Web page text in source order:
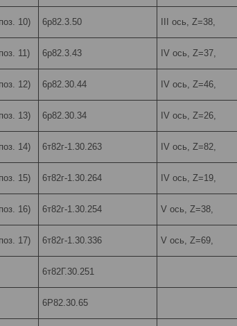
10) 6р82.3.50 III ось, Z=38,
11) 6р82.3.43 IV ось, Z=37,
12) 6р82.30.44 IV ось, Z=46,
13) 6р82.30.34 IV ось, Z=26,
14) 6т82г-1.30.263 IV ось, Z=82,
15) 6т82г-1.30.264 IV ось, Z=19,
16) 6т82г-1.30.254 V ось, Z=38,
17) 6т82г-1.30.336 V ось, Z=69,
6т82Г.30.251
6Р82.30.65